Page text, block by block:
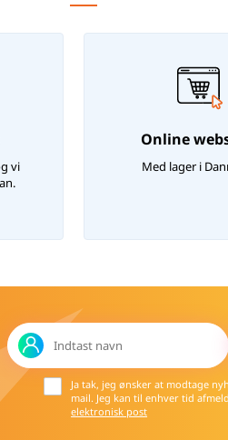
vi
Online
Med lager i
Ja tak, jeg ønsker at modtage
mail. Jeg kan til enhver tid
elektronisk post